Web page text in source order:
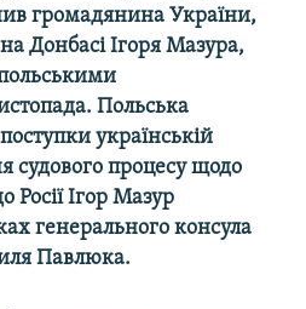
громадянина України,
Донбасі Ігоря Мазура,
Польська
українській
судового процесу щодо
Росії Ігор Мазур
генерального консула
Павлюка.